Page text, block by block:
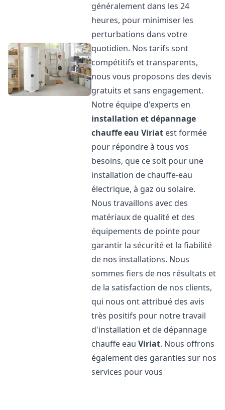
généralement dans les 24
heures, pour minimiser les
perturbations dans votre
quotidien. Nos tarifs sont
compétitifs et transparents,
nous vous proposons des devis
gratuits et sans engagement.
Notre équipe d'experts en
installation et dépannage
chauffe eau Viriat est formée
pour répondre à tous vos
besoins, que ce soit pour une
installation de chauffe-eau
électrique, à gaz ou solaire.
Nous travaillons avec des
matériaux de qualité et des
équipements de pointe pour
garantir la sécurité et la fiabilité
de nos installations. Nous
sommes fiers de nos résultats et
de la satisfaction de nos clients,
qui nous ont attribué des avis
très positifs pour notre travail
d'installation et de dépannage
chauffe eauViriat. Nous offrons
également des garanties sur nos
services pour vous